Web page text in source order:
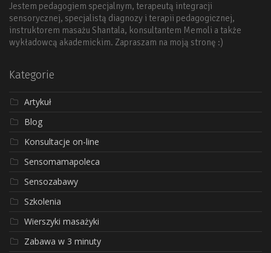
Jestem pedagogiem specjalnym, terapeutą integracji
sensorycznej, specjalistą diagnozy i terapii pedagogicznej,
instruktorem masażu Shantala, konsultantem Memoli a także
wykładowcą akademickim. Zapraszam na moją stronę :)
Kategorie
Artykuł
Blog
Konsultacje on-line
Sensomamapoleca
Sensozabawy
Szkolenia
Wierszyki masażyki
Zabawa w 3 minuty